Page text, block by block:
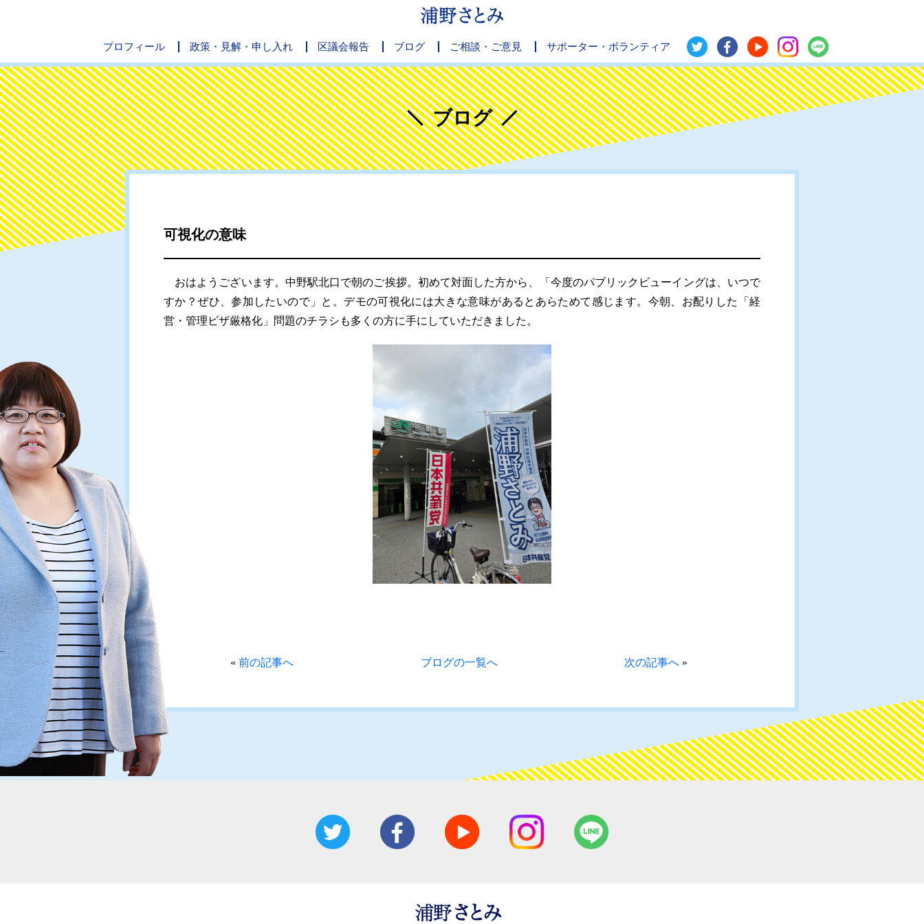
プロフィール 政策・見解・申し入れ 区議会報告 ブログ ご相談・ご意見 サポーター・ボランティア
ブログ
可視化の意味
おはようございます。中野駅北口で朝のご挨拶。初めて対面した方から、「今度のパブリックビューイングは、いつで
すか？ぜひ、参加したいので」と。デモの可視化には大きな意味があるとあらためて感じます。今朝、お配りした「経
営・管理ビザ厳格化」問題のチラシも多くの方に手にしていただきました。
«前の記事へ ブログの一覧へ 次の記事へ »